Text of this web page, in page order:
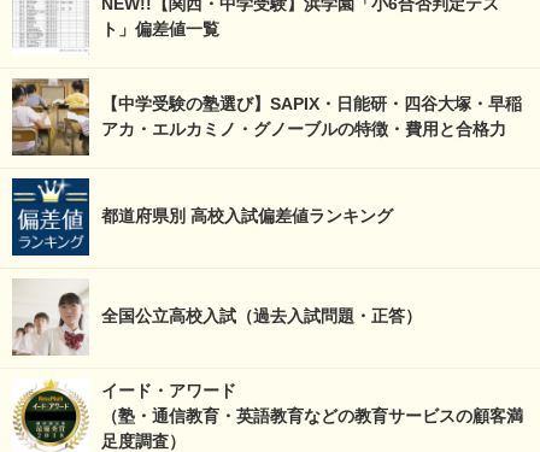
ト」偏差値一覧
【中学受験の塾選び】SAPIX・日能研・四谷大塚・早稲
アカ・エルカミノ・グノーブルの特徴・費用と合格力
都道府県別 高校入試偏差値ランキング
全国公立高校入試（過去入試問題・正答）
イード・アワード
（塾・通信教育・英語教育などの教育サービスの顧客満
足度調査）